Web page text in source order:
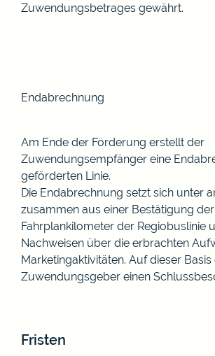
Zuwendungsbetrages gewährt.
Endabrechnung
Am Ende der Förderung erstellt der
Zuwendungsempfänger eine
geförderten Linie.
Die Endabrechnung setzt sich unter
zusammen aus einer Bestätigung
Fahrplankilometer der Regiobuslinie
Nachweisen über die erbrachten
Marketingaktivitäten. Auf dieser
Zuwendungsgeber einen
Fristen